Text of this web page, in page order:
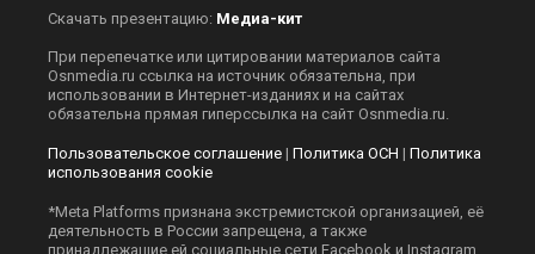
Скачать презентацию: Медиа-кит
При перепечатке или цитировании материалов сайта
Оsnmedia.ru ссылка на источник обязательна, при
использовании в Интернет-изданиях и на сайтах
обязательна прямая гиперссылка на сайт Оsnmedia.ru.
Пользовательское соглашение | Политика ОСН | Политика
использования cookie
*Meta Platforms признана экстремистской организацией, её
деятельность в России запрещена, а также
принадлежащие ей социальные сети Facebook и Instagram.